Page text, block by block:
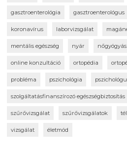
gasztroenterológia gasztroenterológus
koronavírus laborvizsgálat
mentális egészség nyár
online konzultáció ortopédia
probléma pszichológia
szolgáltatásfinanszírozó egészségbiztosítás
szűrővizsgálat szűrővizsgálatok tél
vizsgálat életmód